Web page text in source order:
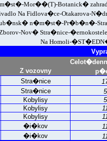
Mor��(T)-Botanick�
Na Fidlova�ce-Otakarova-
n�m�st�-Pr�b�n�-
Nov� Stra�nice-
Na Homoli-
Z vozovny
Stra�nice
Stra�nice
5
Kobylisy
5
Kobylisy
Kobylisy
�i�kov
�i�kov